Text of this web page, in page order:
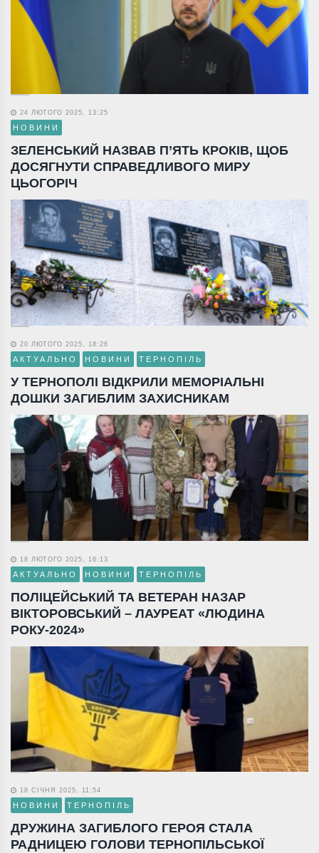
24 ЛЮТОГО 2025, 13:25
НОВИНИ
ЗЕЛЕНСЬКИЙ НАЗВАВ П’ЯТЬ КРОКІВ, ЩОБ
ДОСЯГНУТИ СПРАВЕДЛИВОГО МИРУ
ЦЬОГОРІЧ
20 ЛЮТОГО 2025, 18:26
АКТУАЛЬНО НОВИНИ ТЕРНОПІЛЬ
У ТЕРНОПОЛІ ВІДКРИЛИ МЕМОРІАЛЬНІ
ДОШКИ ЗАГИБЛИМ ЗАХИСНИКАМ
18 ЛЮТОГО 2025, 16:13
АКТУАЛЬНО НОВИНИ ТЕРНОПІЛЬ
ПОЛІЦЕЙСЬКИЙ ТА ВЕТЕРАН НАЗАР
ВІКТОРОВСЬКИЙ – ЛАУРЕАТ «ЛЮДИНА
РОКУ-2024»
18 СІЧНЯ 2025, 11:54
НОВИНИ ТЕРНОПІЛЬ
ДРУЖИНА ЗАГИБЛОГО ГЕРОЯ СТАЛА
РАДНИЦЕЮ ГОЛОВИ ТЕРНОПІЛЬСЬКОЇ